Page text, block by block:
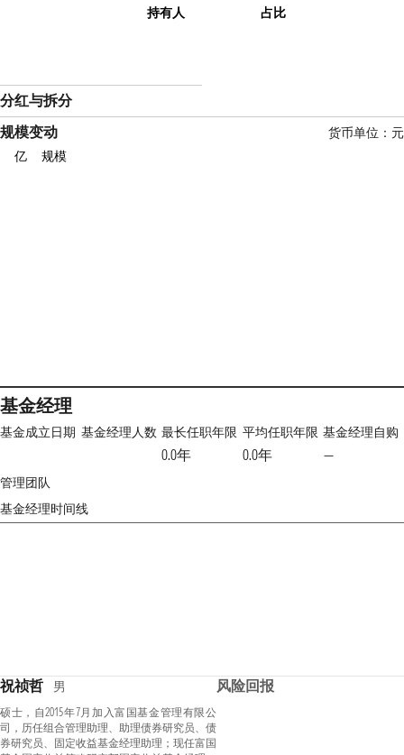
持有人 占比
分红与拆分
规模变动
货币单位：元
亿
规模
基金经理
基金成立日期 基金经理人数 最长任职年限
0.0年
平均任职年限
0.0年
基金经理自购
—
管理团队
基金经理时间线
祝祯哲 男
硕士，自2015年7月加入富国基金管理有限公
司，历任组合管理助理、助理债券研究员、债
券研究员、固定收益基金经理助理；现任富国
风险回报